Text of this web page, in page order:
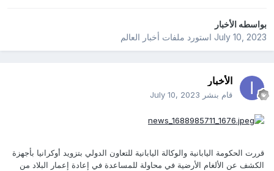
بواسطهالأخبار
July 10, 2023استورد ملفات أخبار العالم
الأخبار
قام بنشر July 10, 2023
قررت الحكومة اليابانية والوكالة اليابانية للتعاون الدولي بتزويد أوكرانيا بأجهزة
الكشف عن الألغام الأرضية في محاولة للمساعدة في إعادة إعمار البلاد من